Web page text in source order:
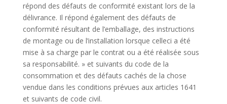
répond des défauts de conformité existant lors de la
délivrance. Il répond également des défauts de
conformité résultant de l’emballage, des instructions
de montage ou de l’installation lorsque celleci a été
mise à sa charge par le contrat ou a été réalisée sous
sa responsabilité. » et suivants du code de la
consommation et des défauts cachés de la chose
vendue dans les conditions prévues aux articles 1641
et suivants de code civil.